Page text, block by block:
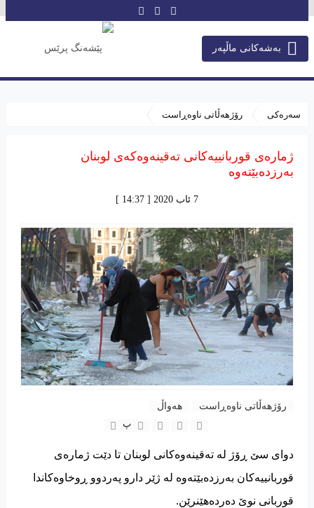
بەشەکانی ماڵپەر
سەرەکی رۆژهەڵاتى ناوەڕاست
ژمارەی قوربانییەکانی تەقینەوەکەی لوبنان
بەرزدەبێتەوە
7 ئاب 2020 [ 14:37 ]
رۆژهەڵاتى ناوەڕاست
هەواڵ
پ
دوای سێ ڕۆژ لە تەقینەوەکانی لوبنان تا دێت ژمارەی
قوربانییەکان بەرزدەبێتەوە لە ژێر دارو پەردوو ڕوخاوەکاندا
قوربانی نوێ دەردەهێنرێن.